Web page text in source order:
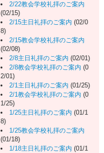
2/22教会学校礼拝のご案内
(02/15)
2/15主日礼拝のご案内 (02/0
8)
2/15教会学校礼拝のご案内
(02/08)
2/8主日礼拝のご案内 (02/01)
2/8教会学校礼拝のご案内 (0
2/01)
2/1主日礼拝のご案内 (01/25)
2/1教会学校礼拝のご案内 (0
1/25)
1/25主日礼拝のご案内 (01/1
8)
1/25教会学校礼拝のご案内
(01/18)
1/18主日礼拝のご案内 (01/1